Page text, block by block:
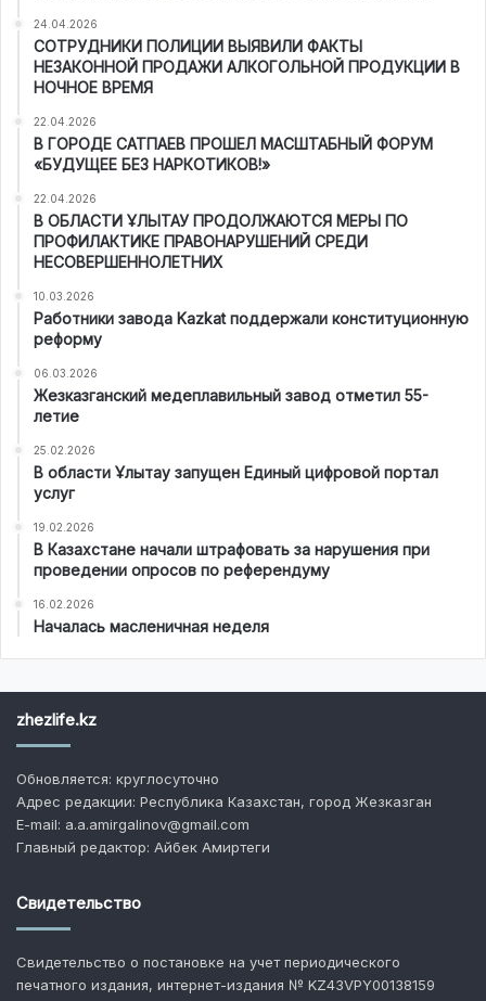
24.04.2026
СОТРУДНИКИ ПОЛИЦИИ ВЫЯВИЛИ ФАКТЫ
НЕЗАКОННОЙ ПРОДАЖИ АЛКОГОЛЬНОЙ ПРОДУКЦИИ В
НОЧНОЕ ВРЕМЯ
22.04.2026
В ГОРОДЕ САТПАЕВ ПРОШЕЛ МАСШТАБНЫЙ ФОРУМ
«БУДУЩЕЕ БЕЗ НАРКОТИКОВ!»
22.04.2026
В ОБЛАСТИ ҰЛЫТАУ ПРОДОЛЖАЮТСЯ МЕРЫ ПО
ПРОФИЛАКТИКЕ ПРАВОНАРУШЕНИЙ СРЕДИ
НЕСОВЕРШЕННОЛЕТНИХ
10.03.2026
Работники завода Kazkat поддержали конституционную
реформу
06.03.2026
Жезказганский медеплавильный завод отметил 55-
летие
25.02.2026
В области Ұлытау запущен Единый цифровой портал
услуг
19.02.2026
В Казахстане начали штрафовать за нарушения при
проведении опросов по референдуму
16.02.2026
Началась масленичная неделя
zhezlife.kz
Обновляется: круглосуточно
Адрес редакции: Республика Казахстан, город Жезказган
E-mail: a.a.amirgalinov@gmail.com
Главный редактор: Айбек Амиртеги
Свидетельство
Свидетельство о постановке на учет периодического
печатного издания, интернет-издания № KZ43VPY00138159